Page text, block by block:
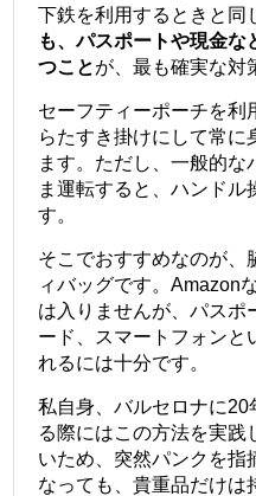
下鉄を利用するときと同
も、パスポートや現金
つことが、最も確実な対
セーフティーポーチを利
らたすき掛けにして常に
ます。ただし、一般的な
ま運転すると、ハンド
す。
そこでおすすめなのが、
ィバッグです。Amazon
は入りませんが、パスポ
ード、スマートフォンと
れるには十分です。
私自身、バルセロナに
る際にはこの方法を実践
いため、突然パンクを指
なっても、貴重品だけは